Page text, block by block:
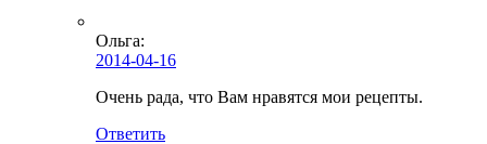
Ольга:
2014-04-16
Очень рада, что Вам нравятся мои рецепты.
Ответить